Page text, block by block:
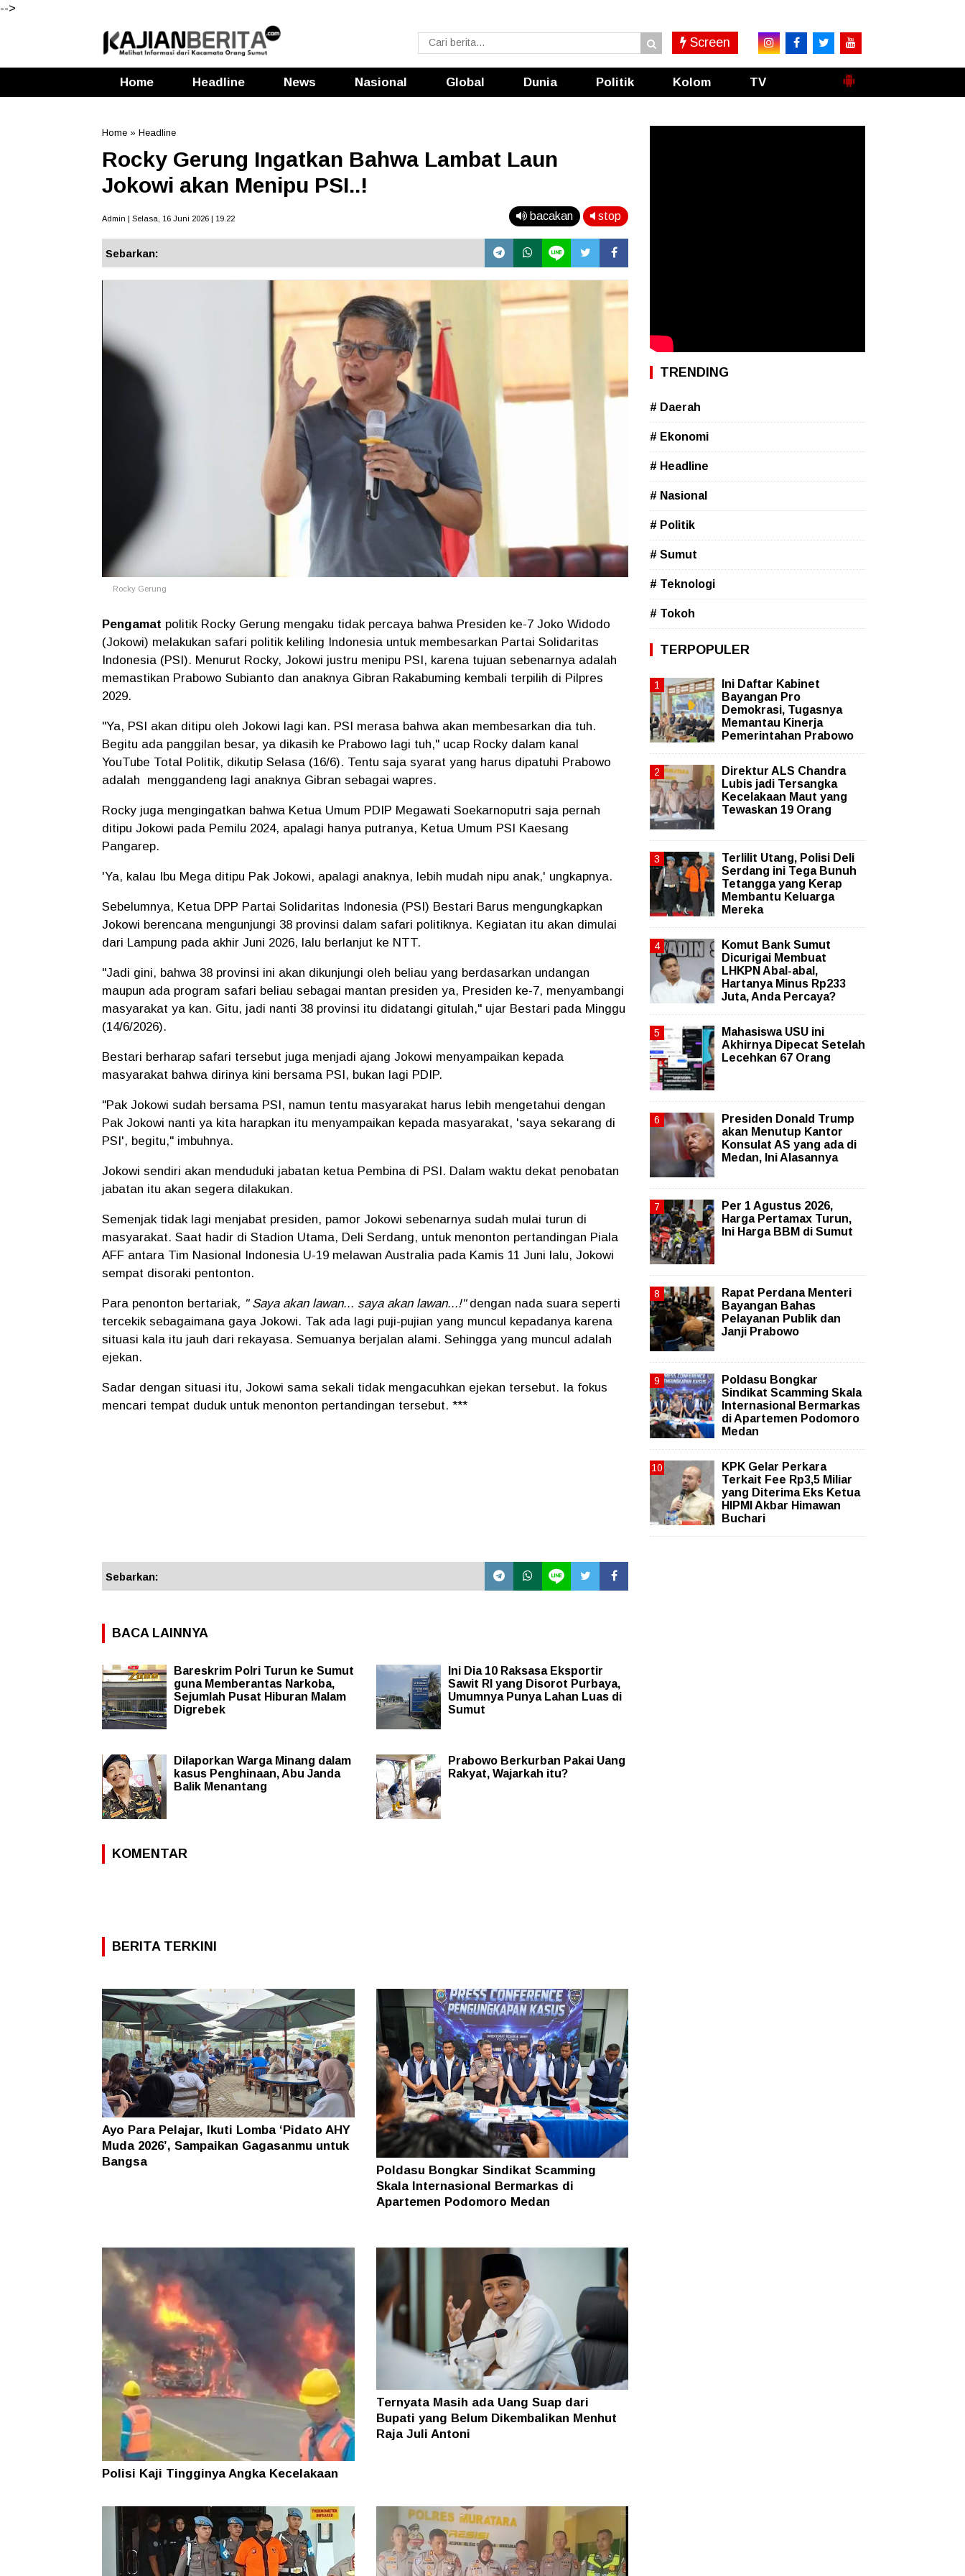
-->
Screen
Home Headline News Nasional Global Dunia Politik Kolom TV
Home » Headline
Rocky Gerung Ingatkan Bahwa Lambat Laun
Jokowi akan Menipu PSI..!
Admin | Selasa, 16 Juni 2026 | 19.22 bacakan stop
Sebarkan:
Rocky Gerung
Pengamat politik Rocky Gerung mengaku tidak percaya bahwa Presiden ke-7 Joko Widodo
(Jokowi) melakukan safari politik keliling Indonesia untuk membesarkan Partai Solidaritas
Indonesia (PSI). Menurut Rocky, Jokowi justru menipu PSI, karena tujuan sebenarnya adalah
memastikan Prabowo Subianto dan anaknya Gibran Rakabuming kembali terpilih di Pilpres
2029.
"Ya, PSI akan ditipu oleh Jokowi lagi kan. PSI merasa bahwa akan membesarkan dia tuh.
Begitu ada panggilan besar, ya dikasih ke Prabowo lagi tuh," ucap Rocky dalam kanal
YouTube Total Politik, dikutip Selasa (16/6). Tentu saja syarat yang harus dipatuhi Prabowo
adalah
menggandeng lagi anaknya Gibran sebagai wapres.
Rocky juga mengingatkan bahwa Ketua Umum PDIP Megawati Soekarnoputri saja pernah
ditipu Jokowi pada Pemilu 2024, apalagi hanya putranya, Ketua Umum PSI Kaesang
Pangarep.
'Ya, kalau Ibu Mega ditipu Pak Jokowi, apalagi anaknya, lebih mudah nipu anak,' ungkapnya.
Sebelumnya, Ketua DPP Partai Solidaritas Indonesia (PSI) Bestari Barus mengungkapkan
Jokowi berencana mengunjungi 38 provinsi dalam safari politiknya. Kegiatan itu akan dimulai
dari Lampung pada akhir Juni 2026, lalu berlanjut ke NTT.
"Jadi gini, bahwa 38 provinsi ini akan dikunjungi oleh beliau yang berdasarkan undangan
maupun ada program safari beliau sebagai mantan presiden ya, Presiden ke-7, menyambangi
masyarakat ya kan. Gitu, jadi nanti 38 provinsi itu didatangi gitulah," ujar Bestari pada Minggu
(14/6/2026).
Bestari berharap safari tersebut juga menjadi ajang Jokowi menyampaikan kepada
masyarakat bahwa dirinya kini bersama PSI, bukan lagi PDIP.
"Pak Jokowi sudah bersama PSI, namun tentu masyarakat harus lebih mengetahui dengan
Pak Jokowi nanti ya kita harapkan itu menyampaikan kepada masyarakat, 'saya sekarang di
PSI', begitu," imbuhnya.
Jokowi sendiri akan menduduki jabatan ketua Pembina di PSI. Dalam waktu dekat penobatan
jabatan itu akan segera dilakukan.
Semenjak tidak lagi menjabat presiden, pamor Jokowi sebenarnya sudah mulai turun di
masyarakat. Saat hadir di Stadion Utama, Deli Serdang, untuk menonton pertandingan Piala
AFF antara Tim Nasional Indonesia U-19 melawan Australia pada Kamis 11 Juni lalu, Jokowi
sempat disoraki pentonton.
Para penonton bertariak, " Saya akan lawan... saya akan lawan...!" dengan nada suara seperti
tercekik sebagaimana gaya Jokowi. Tak ada lagi puji-pujian yang muncul kepadanya karena
situasi kala itu jauh dari rekayasa. Semuanya berjalan alami. Sehingga yang muncul adalah
ejekan.
Sadar dengan situasi itu, Jokowi sama sekali tidak mengacuhkan ejekan tersebut. Ia fokus
mencari tempat duduk untuk menonton pertandingan tersebut. ***
Sebarkan:
BACA LAINNYA
Bareskrim Polri Turun ke Sumut
guna Memberantas Narkoba,
Sejumlah Pusat Hiburan Malam
Digrebek
Ini Dia 10 Raksasa Eksportir
Sawit RI yang Disorot Purbaya,
Umumnya Punya Lahan Luas di
Sumut
Dilaporkan Warga Minang dalam
kasus Penghinaan, Abu Janda
Balik Menantang
Prabowo Berkurban Pakai Uang
Rakyat, Wajarkah itu?
KOMENTAR
BERITA TERKINI
Ayo Para Pelajar, Ikuti Lomba ‘Pidato AHY
Muda 2026’, Sampaikan Gagasanmu untuk
Bangsa
Poldasu Bongkar Sindikat Scamming
Skala Internasional Bermarkas di
Apartemen Podomoro Medan
Polisi Kaji Tingginya Angka Kecelakaan
Operasional jadi Sorotan
Ternyata Masih ada Uang Suap dari
Bupati yang Belum Dikembalikan Menhut
Raja Juli Antoni
TRENDING
# Daerah
# Ekonomi
# Headline
# Nasional
# Politik
# Sumut
# Teknologi
# Tokoh
TERPOPULER
Ini Daftar Kabinet
Bayangan Pro
Demokrasi, Tugasnya
Memantau Kinerja
Pemerintahan Prabowo
Direktur ALS Chandra
Lubis jadi Tersangka
Kecelakaan Maut yang
Tewaskan 19 Orang
Terlilit Utang, Polisi Deli
Serdang ini Tega Bunuh
Tetangga yang Kerap
Membantu Keluarga
Mereka
Komut Bank Sumut
Dicurigai Membuat
LHKPN Abal-abal,
Hartanya Minus Rp233
Juta, Anda Percaya?
Mahasiswa USU ini
Akhirnya Dipecat Setelah
Lecehkan 67 Orang
Presiden Donald Trump
akan Menutup Kantor
Konsulat AS yang ada di
Medan, Ini Alasannya
Per 1 Agustus 2026,
Harga Pertamax Turun,
Ini Harga BBM di Sumut
Rapat Perdana Menteri
Bayangan Bahas
Pelayanan Publik dan
Janji Prabowo
Poldasu Bongkar
Sindikat Scamming Skala
Internasional Bermarkas
di Apartemen Podomoro
Medan
KPK Gelar Perkara
Terkait Fee Rp3,5 Miliar
yang Diterima Eks Ketua
HIPMI Akbar Himawan
Buchari